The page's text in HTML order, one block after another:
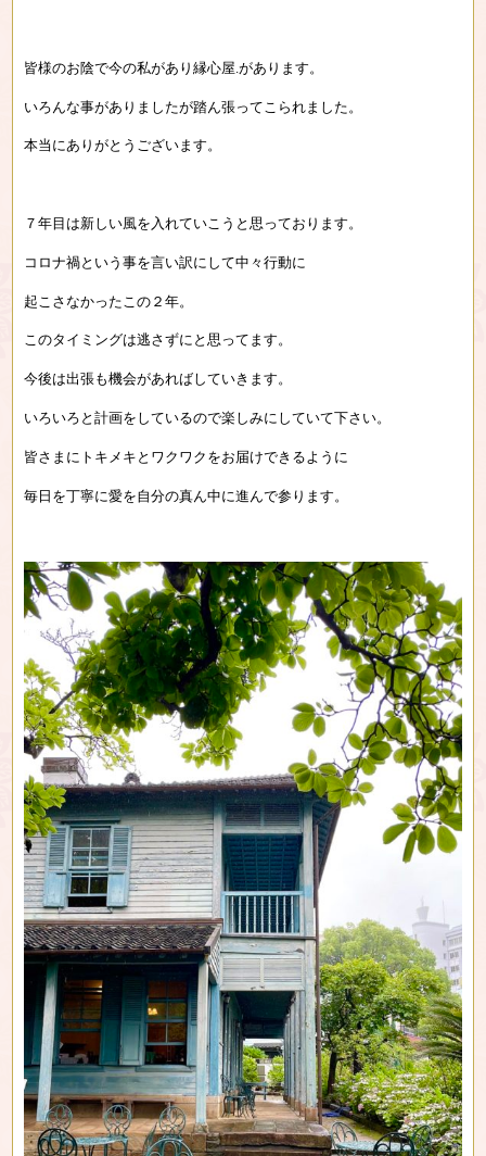
皆様のお陰で今の私があり縁心屋.があります。
いろんな事がありましたが踏ん張ってこられました。
本当にありがとうございます。
７年目は新しい風を入れていこうと思っております。
コロナ禍という事を言い訳にして中々行動に
起こさなかったこの２年。
このタイミングは逃さずにと思ってます。
今後は出張も機会があればしていきます。
いろいろと計画をしているので楽しみにしていて下さい。
皆さまにトキメキとワクワクをお届けできるように
毎日を丁寧に愛を自分の真ん中に進んで参ります。